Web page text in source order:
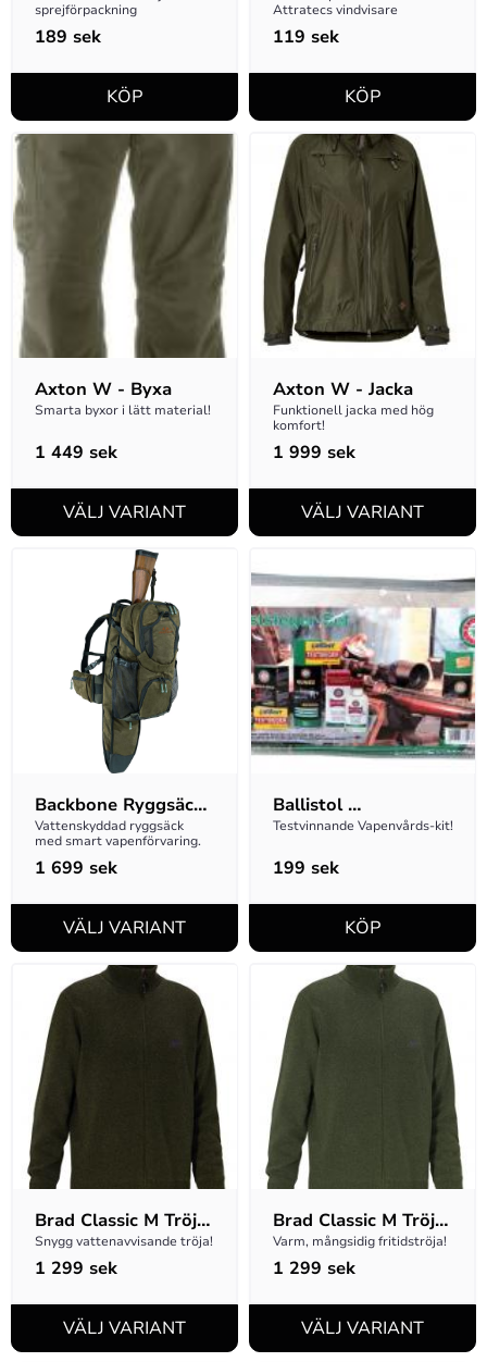
sprejförpackning
189 sek
Attratecs vindvisare
119 sek
Axton W - Byxa
Smarta byxor i lätt material!
1 449 sek
Axton W - Jacka
Funktionell jacka med hög
komfort!
1 999 sek
Backbone Ryggsäck
-  DESOLVE Veil
Vattenskyddad ryggsäck
med smart vapenförvaring.
1 699 sek
Ballistol
Vapenvårds-kit
Testvinnande Vapenvårds-kit!
199 sek
Brad Classic M Tröja
Full-zip - Brun
Snygg vattenavvisande tröja!
1 299 sek
Brad Classic M Tröja
Full-zip - Grön
Varm, mångsidig fritidströja!
1 299 sek